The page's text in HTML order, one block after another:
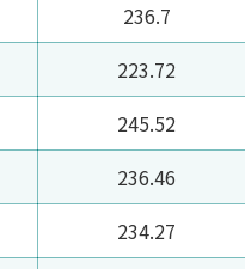
236.7
223.72
245.52
236.46
234.27